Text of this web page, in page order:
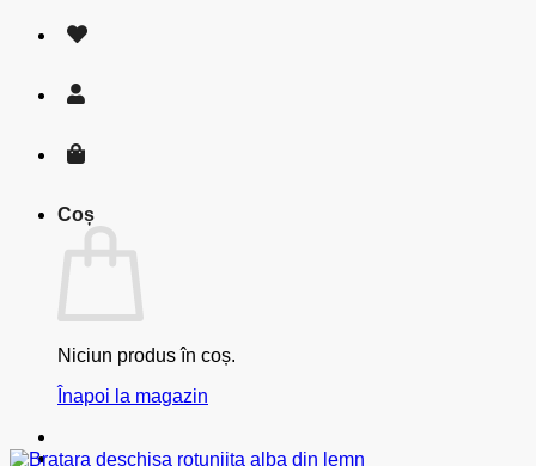
Coș
Niciun produs în coș.
Înapoi la magazin